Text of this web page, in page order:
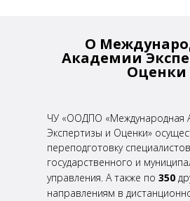
О
Академии
Оценки
ЧУ «ООДПО «Международная
Экспертизы и Оценки»
переподготовку специалистов
государственного и
управления. А также по350
направлениям в